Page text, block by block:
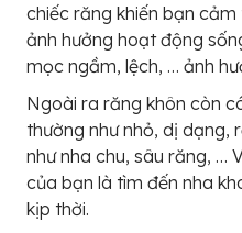
chiếc răng khiến bạn
ảnh hưởng hoạt động
mọc ngầm, lệch, … ảnh
Ngoài ra răng khôn còn
thường như nhỏ, dị dạng,
như nha chu, sâu răng, …
của bạn là tìm đến nha
kịp thời.